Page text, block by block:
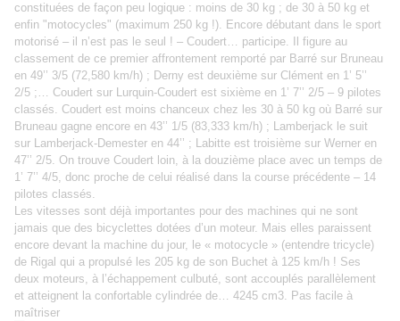
constituées de façon peu logique : moins de 30 kg ; de 30 à 50 kg et
enfin "motocycles" (maximum 250 kg !). Encore débutant dans le sport
motorisé – il n’est pas le seul ! – Coudert… participe. Il figure au
classement de ce premier affrontement remporté par Barré sur Bruneau
en 49’’ 3/5 (72,580 km/h) ; Derny est deuxième sur Clément en 1’ 5’’
2/5 ;… Coudert sur Lurquin-Coudert est sixième en 1’ 7’’ 2/5 – 9 pilotes
classés. Coudert est moins chanceux chez les 30 à 50 kg où Barré sur
Bruneau gagne encore en 43’’ 1/5 (83,333 km/h) ; Lamberjack le suit
sur Lamberjack-Demester en 44’’ ; Labitte est troisième sur Werner en
47’’ 2/5. On trouve Coudert loin, à la douzième place avec un temps de
1’ 7’’ 4/5, donc proche de celui réalisé dans la course précédente – 14
pilotes classés.
Les vitesses sont déjà importantes pour des machines qui ne sont
jamais que des bicyclettes dotées d’un moteur. Mais elles paraissent
encore devant la machine du jour, le « motocycle » (entendre tricycle)
de Rigal qui a propulsé les 205 kg de son Buchet à 125 km/h ! Ses
deux moteurs, à l’échappement culbuté, sont accouplés parallèlement
et atteignent la confortable cylindrée de… 4245 cm3. Pas facile à
maîtriser